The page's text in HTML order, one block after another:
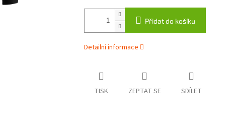
Přidat do košíku
Detailní informace
TISK ZEPTAT SE SDÍLET